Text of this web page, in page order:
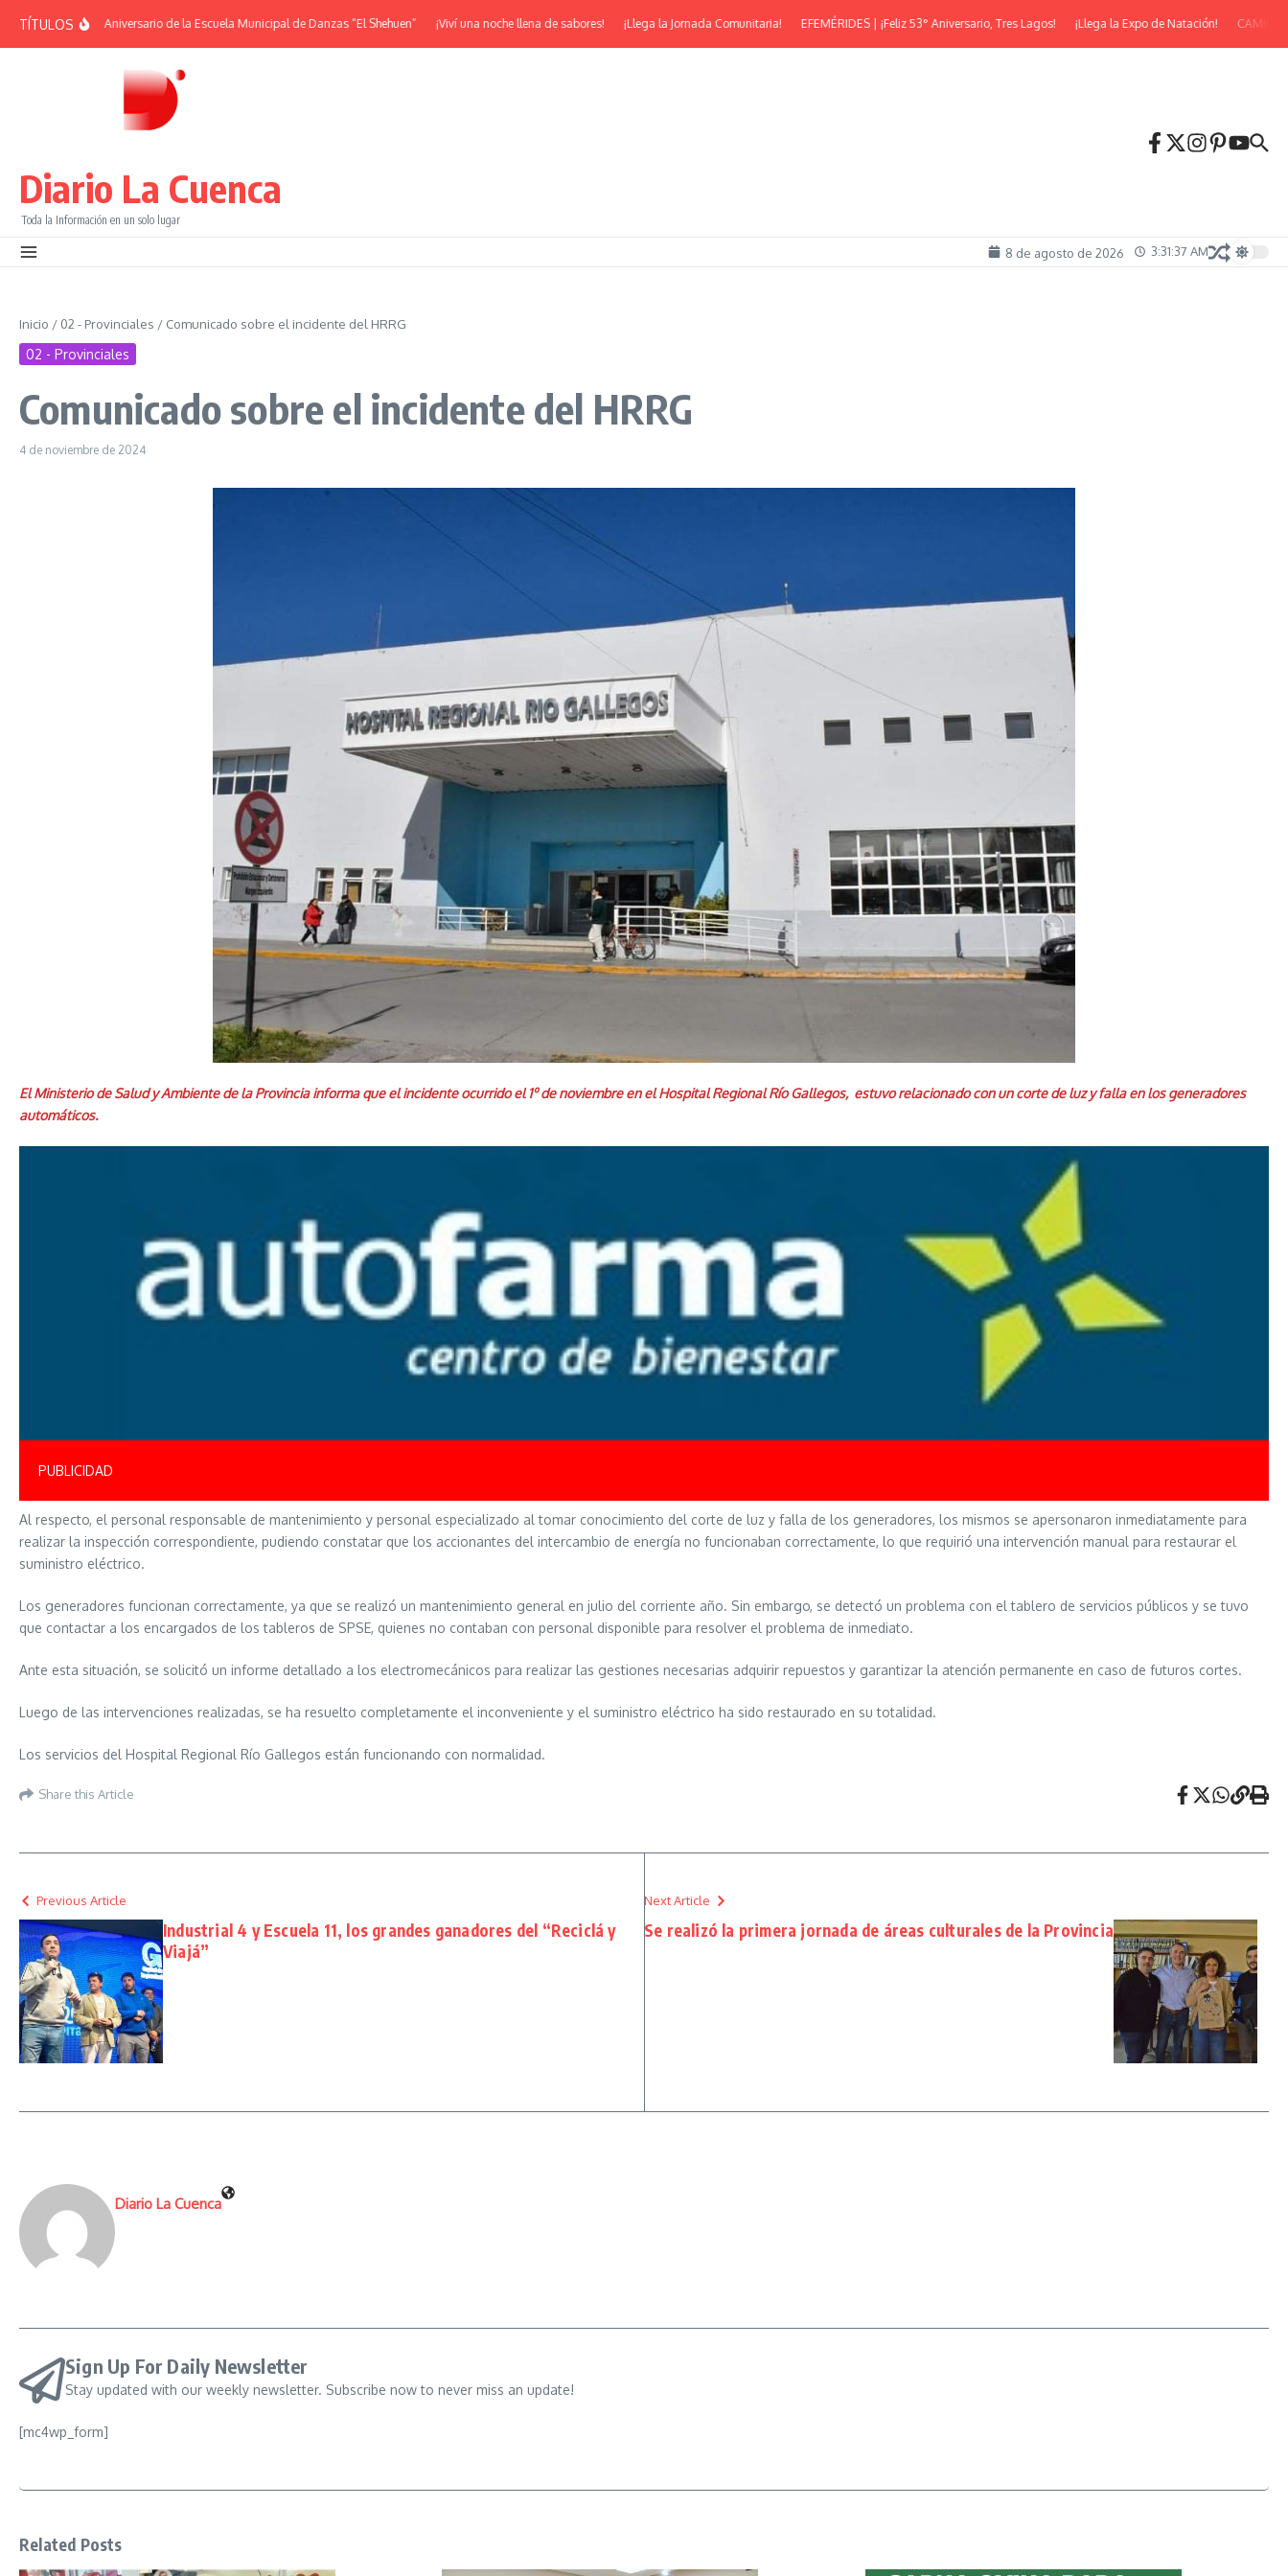
TÍTULOS| 38° Aniversario de la Escuela Municipal de Danzas “El Shehuen” ¡Viví una noche llena de sabores! ¡Llega la Jornada Comunitaria! EFEMÉRIDES | ¡Feliz 53° Aniversario, Tres Lagos! ¡Llega la Expo de Natación! CAMINATA
Diario La Cuenca
Toda la Información en un solo lugar
8 de agosto de 2026 3:31:37 AM
Inicio / 02 - Provinciales / Comunicado sobre el incidente del HRRG
02 - Provinciales
Comunicado sobre el incidente del HRRG
4 de noviembre de 2024
El Ministerio de Salud y Ambiente de la Provincia informa que el incidente ocurrido el 1º de noviembre en el Hospital Regional Río Gallegos, estuvo relacionado con un corte de luz y falla en los generadores
automáticos.
PUBLICIDAD
Al respecto, el personal responsable de mantenimiento y personal especializado al tomar conocimiento del corte de luz y falla de los generadores, los mismos se apersonaron inmediatamente para
realizar la inspección correspondiente, pudiendo constatar que los accionantes del intercambio de energía no funcionaban correctamente, lo que requirió una intervención manual para restaurar el
suministro eléctrico.
Los generadores funcionan correctamente, ya que se realizó un mantenimiento general en julio del corriente año. Sin embargo, se detectó un problema con el tablero de servicios públicos y se tuvo
que contactar a los encargados de los tableros de SPSE, quienes no contaban con personal disponible para resolver el problema de inmediato.
Ante esta situación, se solicitó un informe detallado a los electromecánicos para realizar las gestiones necesarias adquirir repuestos y garantizar la atención permanente en caso de futuros cortes.
Luego de las intervenciones realizadas, se ha resuelto completamente el inconveniente y el suministro eléctrico ha sido restaurado en su totalidad.
Los servicios del Hospital Regional Río Gallegos están funcionando con normalidad.
Share this Article
Previous Article
Industrial 4 y Escuela 11, los grandes ganadores del “Reciclá y
Viajá”
Next Article
Se realizó la primera jornada de áreas culturales de la Provincia
Diario La Cuenca
Sign Up For Daily Newsletter
Stay updated with our weekly newsletter. Subscribe now to never miss an update!
[mc4wp_form]
Related Posts